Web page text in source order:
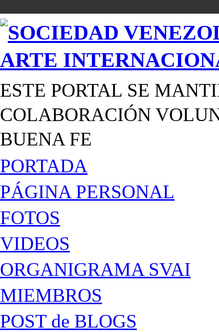
ESTE PORTAL SE
COLABORACIÓN
BUENA FE
PORTADA
PÁGINA PERSONAL
FOTOS
VIDEOS
ORGANIGRAMA SVAI
MIEMBROS
POST de BLOGS